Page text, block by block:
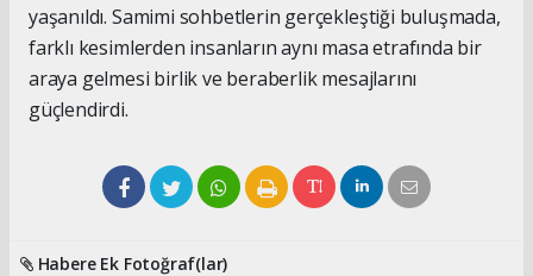
yaşanıldı. Samimi sohbetlerin gerçekleştiği buluşmada,
farklı kesimlerden insanların aynı masa etrafında bir
araya gelmesi birlik ve beraberlik mesajlarını
güçlendirdi.
Habere Ek Fotoğraf(lar)